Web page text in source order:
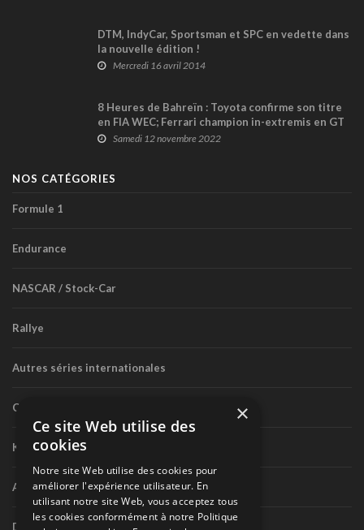
DTM, IndyCar, Sportsman et SPC en vedette dans
la nouvelle édition !
Mercredi 16 avril 2014
8 Heures de Bahreïn : Toyota confirme son titre
en FIA WEC; Ferrari champion in-extremis en GT
Samedi 12 novembre 2022
NOS CATÉGORIES
Formule 1
Endurance
NASCAR / Stock-Car
Rallye
Autres séries internationales
Circuit routier canadien
Karting
Autres séries nationales
Divers
×
Ce site Web utilise des
cookies
Notre site Web utilise des cookies pour
améliorer l'expérience utilisateur. En
utilisant notre site Web, vous acceptez tous
les cookies conformément à notre Politique